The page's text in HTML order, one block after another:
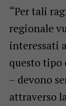
“Per tali
regionale
interessati
questo tipo
– devono
attraverso